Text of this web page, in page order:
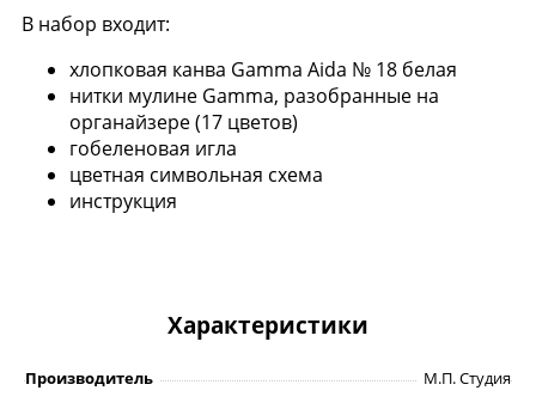
В набор входит:
хлопковая канва Gamma Aida № 18 белая
нитки мулине Gamma, разобранные на
органайзере (17 цветов)
гобеленовая игла
цветная символьная схема
инструкция
Характеристики
Производитель М.П. Студия